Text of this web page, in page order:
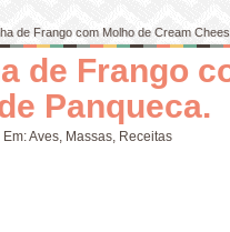
de Frango com Molho de Cream
de Frango
Panqueca.
Aves, Massas, Receitas